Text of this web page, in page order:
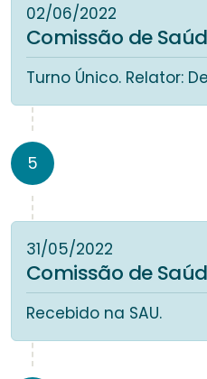
02/06/2022
Comissão de
Turno Único. Relator:
5
31/05/2022
Comissão de
Recebido na SAU.